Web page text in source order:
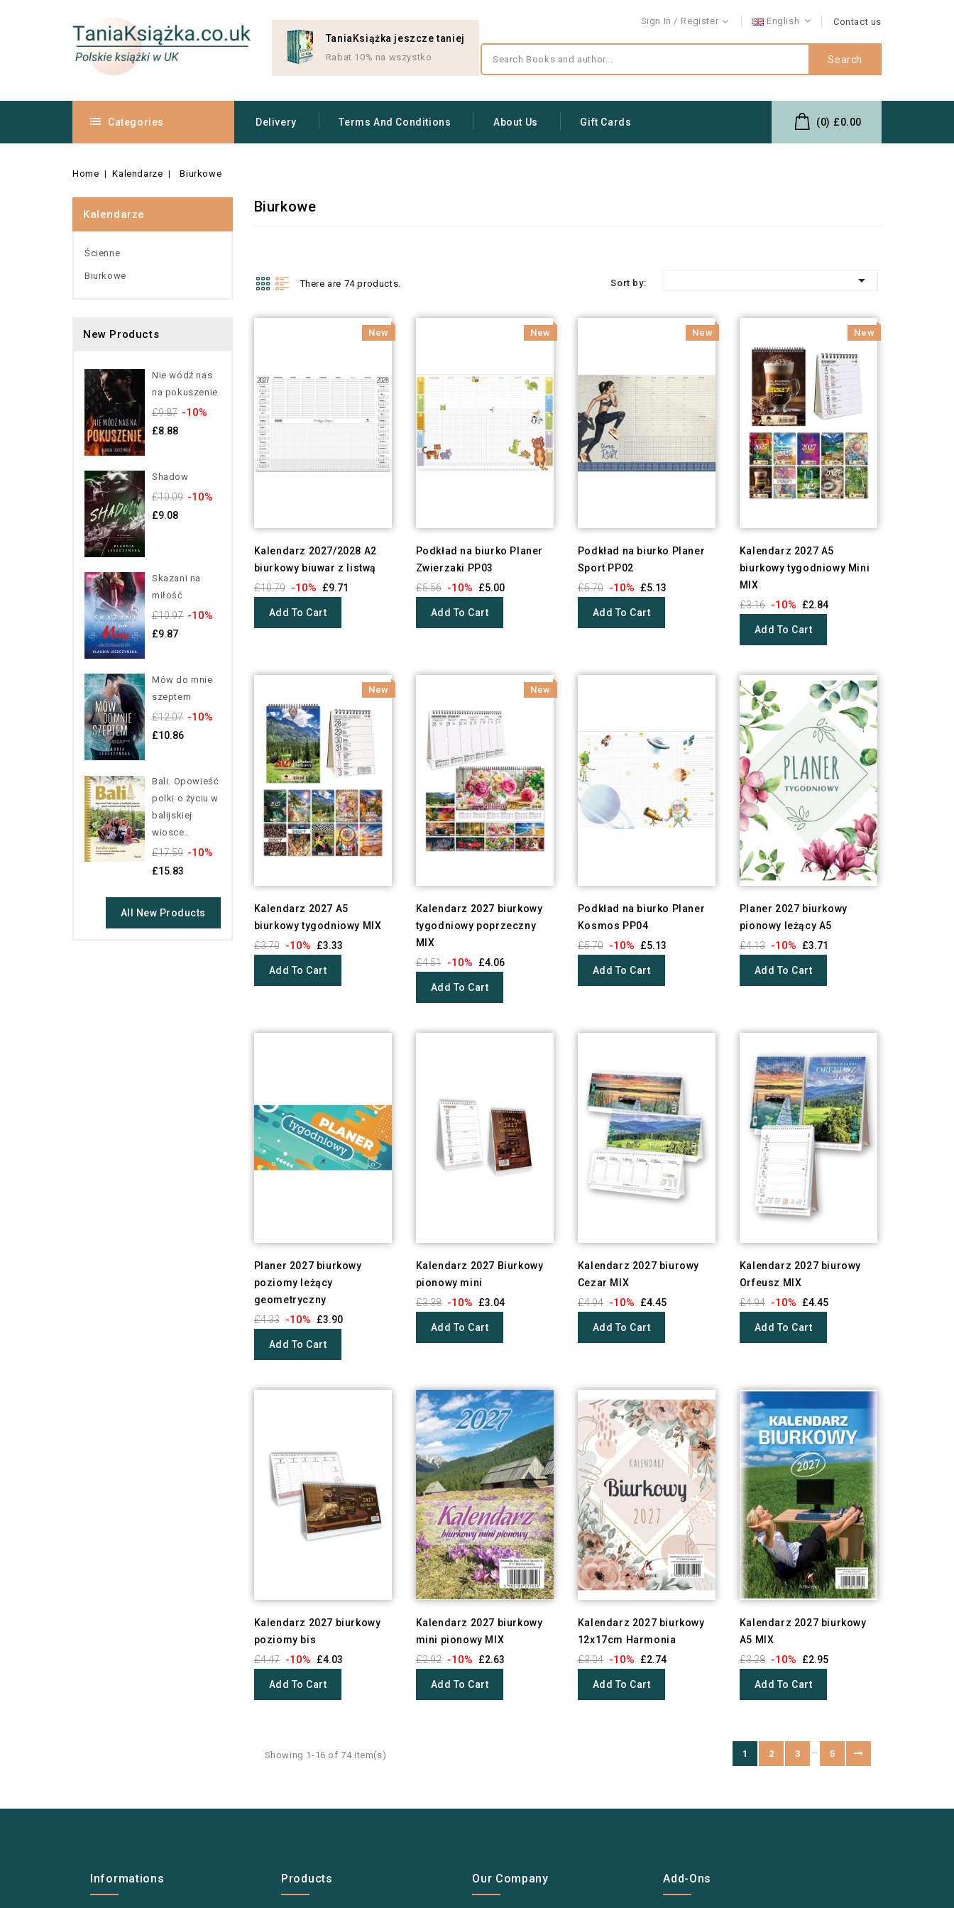
Sign In Register English Contact us
TaniaKsiążka jeszcze taniej
Rabat 10% na wszystko Search
Categories Delivery Terms And Conditions About Us Gift Cards (0) £0.00
Home Kalendarze Biurkowe
Kalendarze
Ścienne
Biurkowe
New Products
Nie wódź nas
na pokuszenie
£9.87 -10%
£8.88
Shadow
£10.09 -10%
£9.08
Skazani na
miłość
£10.97 -10%
£9.87
Mów do mnie
szeptem
£12.07 -10%
£10.86
Bali. Opowieść
polki o życiu w
balijskiej
wiosce..
£17.59 -10%
£15.83
All New Products
Biurkowe
There are 74 products. Sort by: 
New
Kalendarz 2027/2028 A2
biurkowy biuwar z listwą
£10.79 -10% £9.71
Add To Cart
New
Podkład na biurko Planer
Zwierzaki PP03
£5.56 -10% £5.00
Add To Cart
New
Podkład na biurko Planer
Sport PP02
£5.70 -10% £5.13
Add To Cart
New
Kalendarz 2027 A5
biurkowy tygodniowy Mini
MIX
£3.16 -10% £2.84
Add To Cart
New
Kalendarz 2027 A5
biurkowy tygodniowy MIX
£3.70 -10% £3.33
Add To Cart
New
Kalendarz 2027 biurkowy
tygodniowy poprzeczny
MIX
£4.51 -10% £4.06
Add To Cart
Podkład na biurko Planer
Kosmos PP04
£5.70 -10% £5.13
Add To Cart
Planer 2027 biurkowy
pionowy leżący A5
£4.13 -10% £3.71
Add To Cart
Planer 2027 biurkowy
poziomy leżący
geometryczny
£4.33 -10% £3.90
Add To Cart
Kalendarz 2027 Biurkowy
pionowy mini
£3.38 -10% £3.04
Add To Cart
Kalendarz 2027 biurowy
Cezar MIX
£4.94 -10% £4.45
Add To Cart
Kalendarz 2027 biurowy
Orfeusz MIX
£4.94 -10% £4.45
Add To Cart
Kalendarz 2027 biurkowy
poziomy bis
£4.47 -10% £4.03
Add To Cart
Kalendarz 2027 biurkowy
mini pionowy MIX
£2.92 -10% £2.63
Add To Cart
Kalendarz 2027 biurkowy
12x17cm Harmonia
£3.04 -10% £2.74
Add To Cart
Kalendarz 2027 biurkowy
A5 MIX
£3.28 -10% £2.95
Add To Cart
Showing 1-16 of 74 item(s) 1 2 3 … 5
Informations Products Our Company Add-Ons